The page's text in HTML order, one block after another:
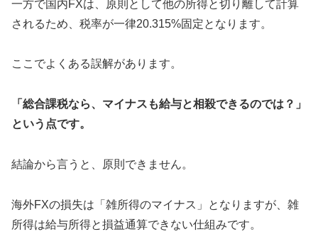
一方で国内FXは、原則として他の所得と切り離して計算
されるため、税率が一律20.315%固定となります。
ここでよくある誤解があります。
「総合課税なら、マイナスも給与と相殺できるのでは？」
という点です。
結論から言うと、原則できません。
海外FXの損失は「雑所得のマイナス」となりますが、雑
所得は給与所得と損益通算できない仕組みです。